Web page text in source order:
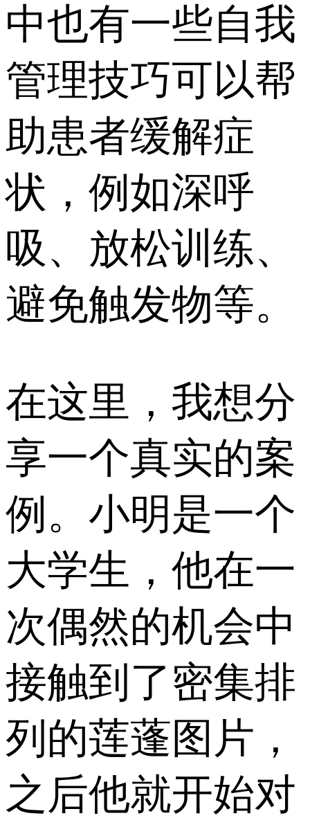
中也有一些自我
管理技巧可以帮
助患者缓解症
状，例如深呼
吸、放松训练、
避免触发物等。
在这里，我想分
享一个真实的案
例。小明是一个
大学生，他在一
次偶然的机会中
接触到了密集排
列的莲蓬图片，
之后他就开始对